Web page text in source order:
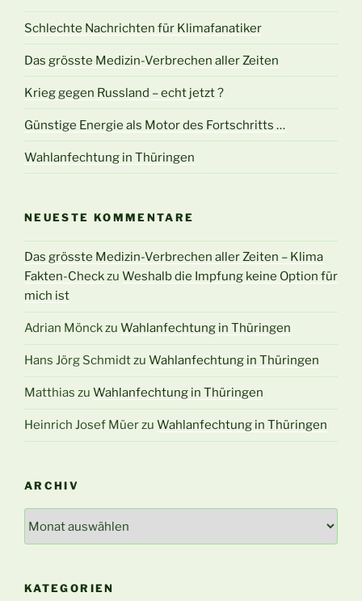
Schlechte Nachrichten für Klimafanatiker
Das grösste Medizin-Verbrechen aller Zeiten
Krieg gegen Russland – echt jetzt ?
Günstige Energie als Motor des Fortschritts …
Wahlanfechtung in Thüringen
NEUESTE KOMMENTARE
Das grösste Medizin-Verbrechen aller Zeiten – Klima
Fakten-Checkzu Weshalb die Impfung keine Option für
mich ist
Adrian Mönckzu Wahlanfechtung in Thüringen
Hans Jörg Schmidtzu Wahlanfechtung in Thüringen
Matthias zu Wahlanfechtung in Thüringen
Heinrich Josef Müerzu Wahlanfechtung in Thüringen
ARCHIV
KATEGORIEN